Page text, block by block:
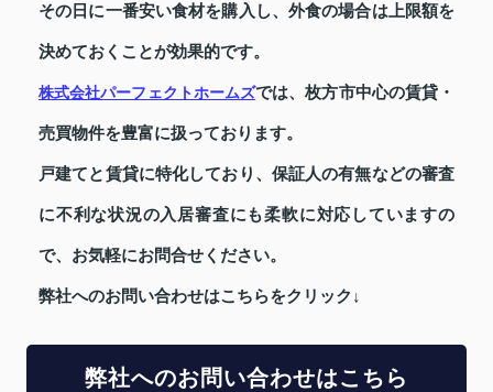
その日に一番安い食材を購入し、外食の場合は上限額を
決めておくことが効果的です。
株式会社パーフェクトホームズでは、枚方市中心の賃貸・
売買物件を豊富に扱っております。
戸建てと賃貸に特化しており、保証人の有無などの審査
に不利な状況の入居審査にも柔軟に対応していますの
で、お気軽にお問合せください。
弊社へのお問い合わせはこちらをクリック↓
弊社へのお問い合わせはこちら